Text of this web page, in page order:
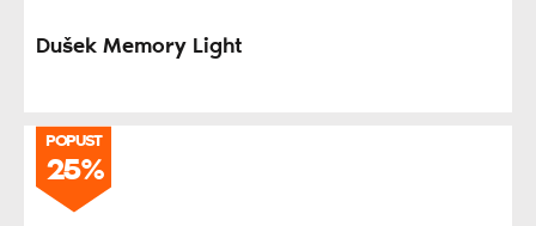
Dušek Memory Light
POPUST
25%